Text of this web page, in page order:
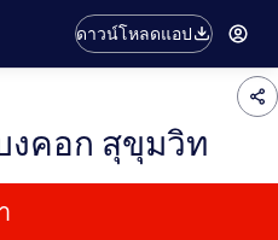
ดาวน์โหลดแอป
งคอก สุขุมวิท